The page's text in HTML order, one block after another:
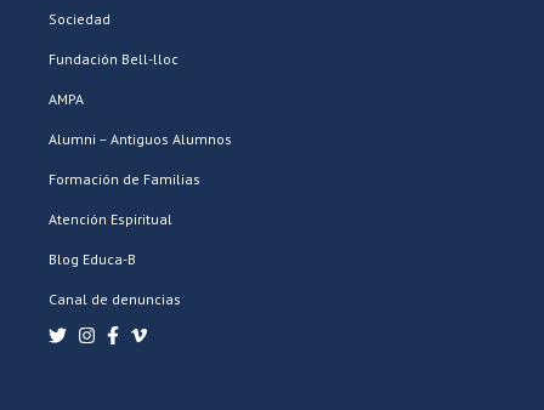
Sociedad
Fundación Bell-lloc
AMPA
Alumni – Antiguos Alumnos
Formación de Familias
Atención Espiritual
Blog Educa-B
Canal de denuncias